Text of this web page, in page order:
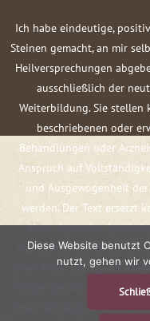
Ich habe eindeutige,
Steinen gemacht, an mir
Heilversprechungen
ausschließlich der
Weiterbildung. Sie stellen
beschriebenen oder
Behandlungen oder
Anspruch auf
und Ausgewogenheit
werden. Der Text ersetzt
einen Arzt oder
eigenständigen Diagnose
einer Behandlung von
Sie bei gesundheitlichen
Ihres Vertrauens! Ich und
Diese Website benutzt
nutzt, gehen wir